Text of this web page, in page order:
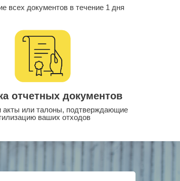
всех документов в течение 1 дня
отчетных документов
акты или талоны, подтверждающие
ваших отходов